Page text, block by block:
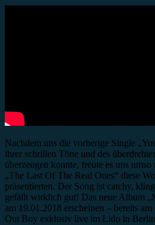
Nachdem uns die vorherige Single
ihrer schrillen Töne und des
überzeugen konnte, freute es uns
„The Last Of The Real Ones“ diese
präsentierten. Der Song ist catchy,
gefällt wirklich gut! Das neue Album
am 19.01.2018 erscheinen – bereits
Out Boy exklusiv live im Lido in